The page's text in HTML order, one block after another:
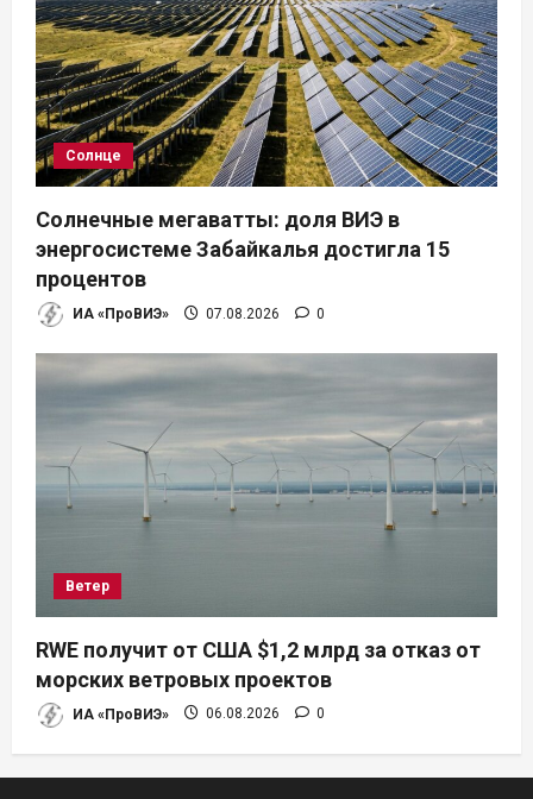
Солнце
Солнечные мегаватты: доля ВИЭ в
энергосистеме Забайкалья достигла 15
процентов
ИА «ПроВИЭ» 07.08.2026 0
Ветер
RWE получит от США $1,2 млрд за отказ от
морских ветровых проектов
ИА «ПроВИЭ» 06.08.2026 0